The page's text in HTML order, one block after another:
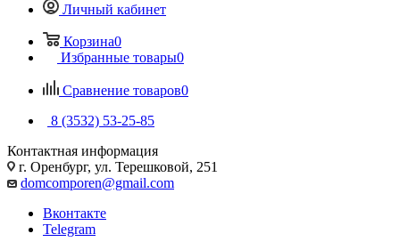
Личный кабинет
Корзина0
Избранные товары0
Сравнение товаров0
8 (3532) 53-25-85
Контактная информация
г. Оренбург, ул. Терешковой, 251
domcomporen@gmail.com
Вконтакте
Telegram